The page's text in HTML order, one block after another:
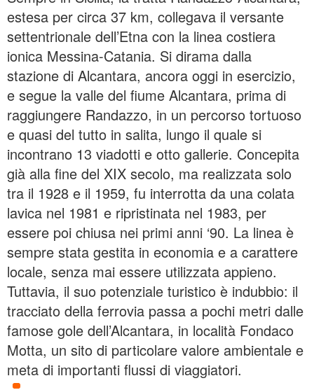
estesa per circa 37 km, collegava il versante
settentrionale dell’Etna con la linea costiera
ionica Messina-Catania. Si dirama dalla
stazione di Alcantara, ancora oggi in esercizio,
e segue la valle del fiume Alcantara, prima di
raggiungere Randazzo, in un percorso tortuoso
e quasi del tutto in salita, lungo il quale si
incontrano 13 viadotti e otto gallerie. Concepita
già alla fine del XIX secolo, ma realizzata solo
tra il 1928 e il 1959, fu interrotta da una colata
lavica nel 1981 e ripristinata nel 1983, per
essere poi chiusa nei primi anni ‘90. La linea è
sempre stata gestita in economia e a carattere
locale, senza mai essere utilizzata appieno.
Tuttavia, il suo potenziale turistico è indubbio: il
tracciato della ferrovia passa a pochi metri dalle
famose gole dell’Alcantara, in località Fondaco
Motta, un sito di particolare valore ambientale e
meta di importanti flussi di viaggiatori.